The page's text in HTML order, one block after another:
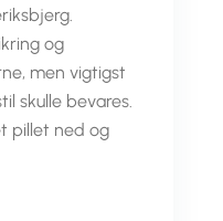
og
men vigtigst
skulle bevares.
pillet ned og